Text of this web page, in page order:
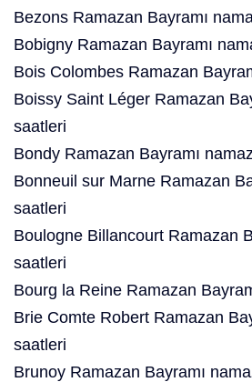
Bezons Ramazan Bayramı
Bobigny Ramazan Bayramı
Bois Colombes Ramazan
Boissy Saint Léger Ramazan
saatleri
Bondy Ramazan Bayramı
Bonneuil sur Marne Ramazan
saatleri
Boulogne Billancourt Ramazan
saatleri
Bourg la Reine Ramazan
Brie Comte Robert Ramazan
saatleri
Brunoy Ramazan Bayramı